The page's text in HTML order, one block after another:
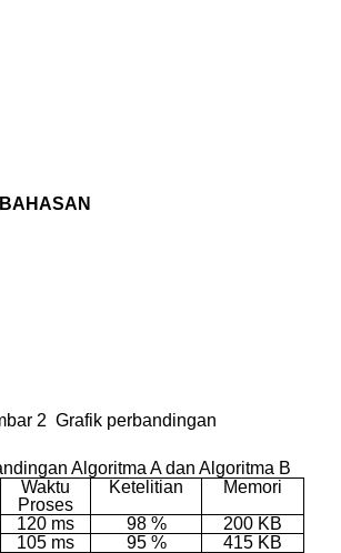
2 Grafik perbandingan
Algoritma A dan Algoritma B
Waktu
Proses
Ketelitian
Memori
120 ms 98 %
200 KB
105 ms 95 % 415 KB